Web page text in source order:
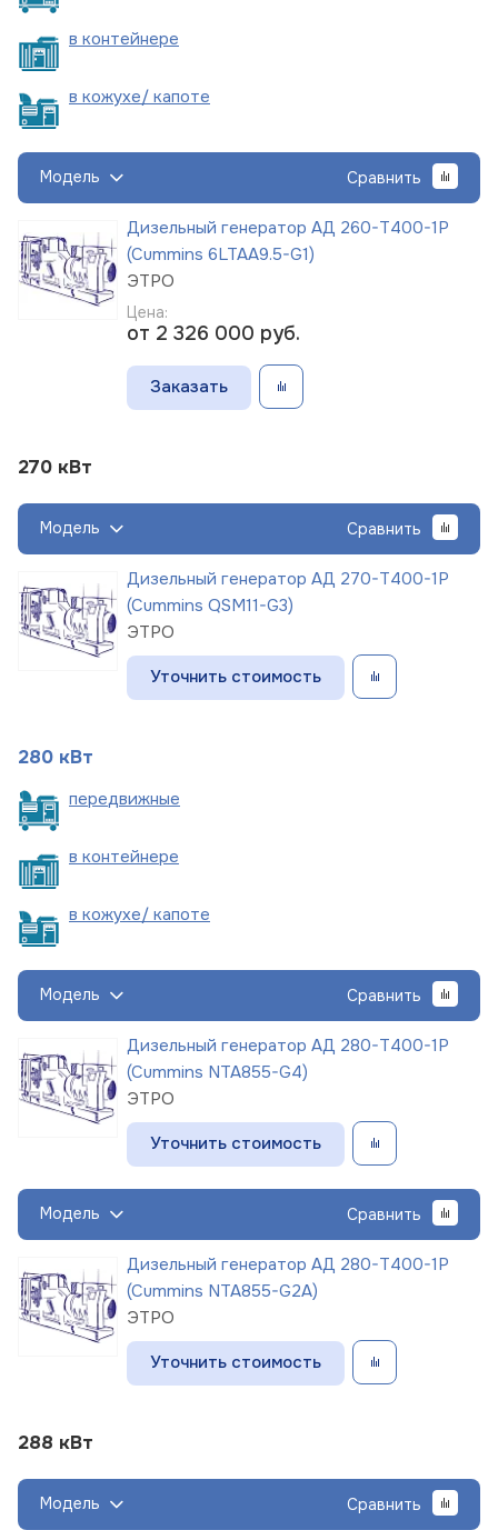
в контейнере
в кожухе/ капоте
Модель Сравнить
Дизельный генератор АД 260-Т400-1Р
(Cummins 6LTAA9.5-G1)
ЭТРО
Цена:
от 2 326 000 руб.
Заказать
270 кВт
Модель Сравнить
Дизельный генератор АД 270-Т400-1Р
(Cummins QSM11-G3)
ЭТРО
Уточнить стоимость
280 кВт
передвижные
в контейнере
в кожухе/ капоте
Модель Сравнить
Дизельный генератор АД 280-Т400-1Р
(Cummins NTA855-G4)
ЭТРО
Уточнить стоимость
Модель Сравнить
Дизельный генератор АД 280-Т400-1Р
(Cummins NTA855-G2A)
ЭТРО
Уточнить стоимость
288 кВт
Модель Сравнить